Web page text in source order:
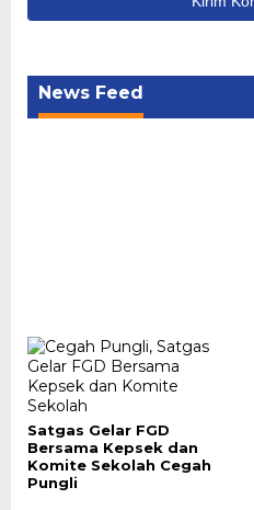
News Feed
Satgas Gelar FGD
Bersama Kepsek dan
Komite Sekolah Cegah
Pungli